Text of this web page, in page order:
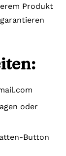
Produkt
oder
Button